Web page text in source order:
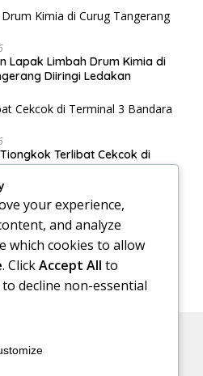
Lapak Limbah Drum Kimia di
Diiringi Ledakan
Terlibat Cekcok di
Bandara Soekarno-Hatta
Jakarta: Pilihan Terapi untuk
Kelengkungan Tulang Belakang
your experience,
and analyze
which cookies to allow
. ClickAccept All to
to decline non-essential